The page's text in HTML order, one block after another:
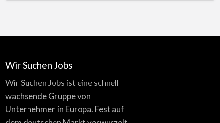
Wir Suchen Jobs
Wir Suchen Jobs ist eine schnell
wachsende Gruppe von
Unternehmen in Europa. Fest auf